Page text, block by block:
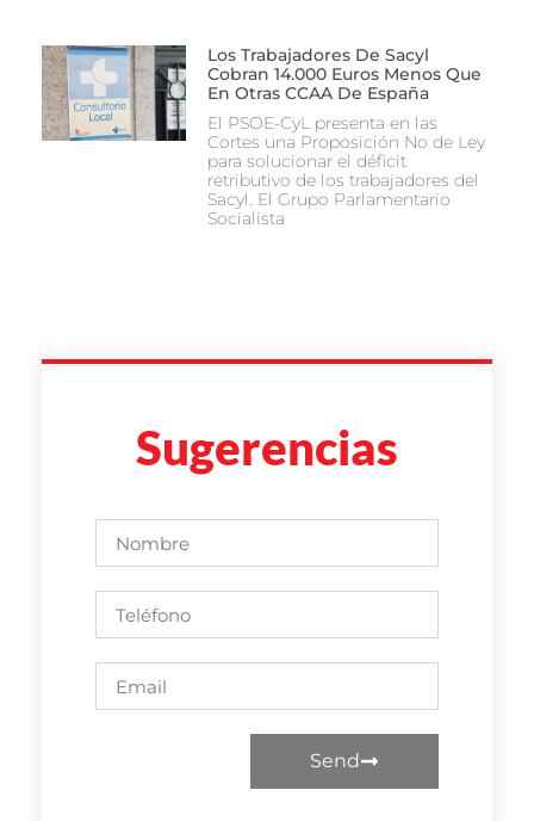
Los Trabajadores De Sacyl
Cobran 14.000 Euros Menos Que
En Otras CCAA De España
El PSOE-CyL presenta en las
Cortes una Proposición No de Ley
para solucionar el déficit
retributivo de los trabajadores del
Sacyl. El Grupo Parlamentario
Socialista
Sugerencias
Send